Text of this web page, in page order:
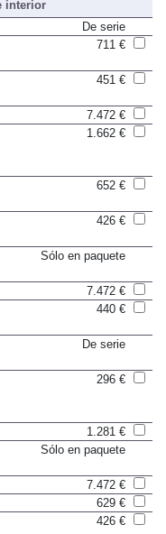
interior
De serie
7.472 €
7.472 €
1.281 €
7.472 €
629 €